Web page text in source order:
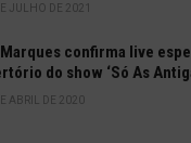
JULHO DE 2021
confirma live
do show ‘Só As
ABRIL DE 2020